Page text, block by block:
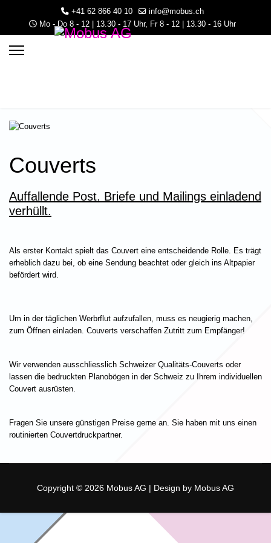
+41 62 866 40 10
info@mobus.ch
Mo - Do 8 - 12 | 13.30 - 17 Uhr, Fr 8 - 12 | 13.30 - 16 Uhr
Couverts
Auffallende Post. Briefe und Mailings einladend
verhüllt.
Als erster Kontakt spielt das Couvert eine entscheidende Rolle. Es trägt
erheblich dazu bei, ob eine Sendung beachtet oder gleich ins Altpapier
befördert wird.
Um in der täglichen Werbrflut aufzufallen, muss es neugierig machen,
zum Öffnen einladen. Couverts verschaffen Zutritt zum Empfänger!
Wir verwenden ausschliesslich Schweizer Qualitäts-Couverts oder
lassen die bedruckten Planobögen in der Schweiz zu Ihrem individuellen
Couvert ausrüsten.
Fragen Sie unsere günstigen Preise gerne an. Sie haben mit uns einen
routinierten Couvertdruckpartner.
Copyright © 2026 Mobus AG | Design by Mobus AG
- 16 Uhr